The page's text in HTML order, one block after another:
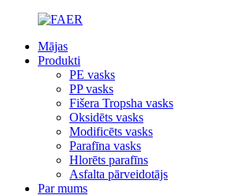
Mājas
Produkti
PE vasks
PP vasks
Fišera Tropsha vasks
Oksidēts vasks
Modificēts vasks
Parafīna vasks
Hlorēts parafīns
Asfalta pārveidotājs
Par mums